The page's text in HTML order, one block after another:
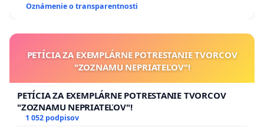
Oznámenie o transparentnosti
PETÍCIA ZA EXEMPLÁRNE POTRESTANIE TVORCOV
"ZOZNAMU NEPRIATEĽOV"!
PETÍCIA ZA EXEMPLÁRNE POTRESTANIE TVORCOV
"ZOZNAMU NEPRIATEĽOV"!
1 052 podpisov